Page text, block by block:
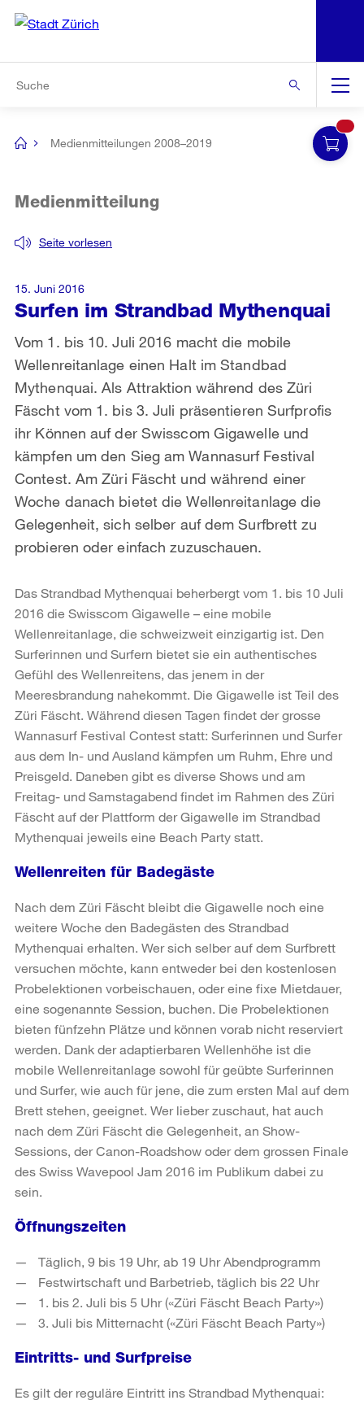
Navigation
[no
Medienmitteilungen 2008–2019
Surfen im Strandbad Mythenquai
Seite vorlesen
Medienmitteilung
Vom 1. bis 10. Juli 2016 macht die mobile
Wellenreitanlage einen Halt im Standbad
Mythenquai. Als Attraktion während des Züri
Fäscht vom 1. bis 3. Juli präsentieren Surfprofis
ihr Können auf der Swisscom Gigawelle und
kämpfen um den Sieg am Wannasurf Festival
Contest. Am Züri Fäscht und während einer
Woche danach bietet die Wellenreitanlage die
Gelegenheit, sich selber auf dem Surfbrett zu
probieren oder einfach zuzuschauen.
15. Juni 2016
Das Strandbad Mythenquai beherbergt vom 1. bis 10 Juli
2016 die Swisscom Gigawelle – eine mobile
Wellenreitanlage, die schweizweit einzigartig ist. Den
Surferinnen und Surfern bietet sie ein authentisches
Gefühl des Wellenreitens, das jenem in der
Meeresbrandung nahekommt. Die Gigawelle ist Teil des
Züri Fäscht. Während diesen Tagen findet der grosse
Wannasurf Festival Contest statt: Surferinnen und Surfer
aus dem In- und Ausland kämpfen um Ruhm, Ehre und
Preisgeld. Daneben gibt es diverse Shows und am
Freitag- und Samstagabend findet im Rahmen des Züri
Fäscht auf der Plattform der Gigawelle im Strandbad
Mythenquai jeweils eine Beach Party statt.
Wellenreiten für Badegäste
Nach dem Züri Fäscht bleibt die Gigawelle noch eine
weitere Woche den Badegästen des Strandbad
Mythenquai erhalten. Wer sich selber auf dem Surfbrett
versuchen möchte, kann entweder bei den kostenlosen
Probelektionen vorbeischauen, oder eine fixe Mietdauer,
eine sogenannte Session, buchen. Die Probelektionen
bieten fünfzehn Plätze und können vorab nicht reserviert
werden. Dank der adaptierbaren Wellenhöhe ist die
mobile Wellenreitanlage sowohl für geübte Surferinnen
und Surfer, wie auch für jene, die zum ersten Mal auf dem
Brett stehen, geeignet. Wer lieber zuschaut, hat auch
nach dem Züri Fäscht die Gelegenheit, an Show-
Sessions, der Canon-Roadshow oder dem grossen Finale
des Swiss Wavepool Jam 2016 im Publikum dabei zu
sein.
Öffnungszeiten
Täglich, 9 bis 19 Uhr, ab 19 Uhr Abendprogramm
Festwirtschaft und Barbetrieb, täglich bis 22 Uhr
1. bis 2. Juli bis 5 Uhr («Züri Fäscht Beach Party»)
3. Juli bis Mitternacht («Züri Fäscht Beach Party»)
Eintritts- und Surfpreise
Es gilt der reguläre Eintritt ins Strandbad Mythenquai: